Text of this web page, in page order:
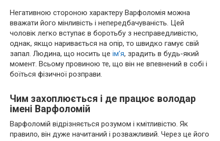
Негативною стороною характеру Варфоломія можна
вважати його мінливість і непередбачуваність. Цей
чоловік легко вступає в боротьбу з несправедливістю,
однак, якщо наривається на опір, то швидко гамує свій
запал. Людина, що носить це ім’я, зрадить в будь-який
момент. Всьому провиною те, що він не впевнений в собі і
боїться фізичної розправи.
Чим захоплюється і де працює володар
імені Варфоломій
Варфоломій відрізняється розумом і кмітливістю. Як
правило, він дуже начитаний і розважливий. Через це його